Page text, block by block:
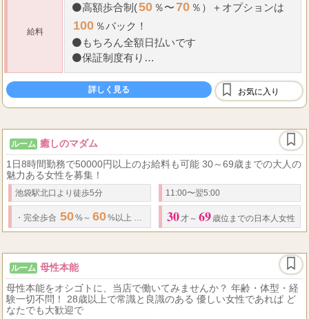
給料
⚫高額歩合制(50 ％〜70 ％）＋オプションは
100 ％バック！
⚫ もちろん全額日払いです
⚫保証制度有り
⚫罰金やノルマなど、もちろんございません！
もちろんノルマもございません！
毎...
詳しく見る お気に入り
ルーム 癒しのマダム
1日8時間勤務で50000円以上のお給料も可能 30～69歳までの大人の
魅力ある女性を募集！
池袋駅北口より徒歩5分 11:00〜翌5:00
・ 完全歩合 50%～ 60%以上 人妻コース 90分8000～11000 以上
30才～ 69 歳位までの日本人女性
ルーム 母性本能
母性本能をオシゴトに、当店で働いてみませんか？ 年齢・体型・経
験一切不問！ 28歳以上で常識と良識のある 優しい女性であれば ど
なたでも大歓迎で